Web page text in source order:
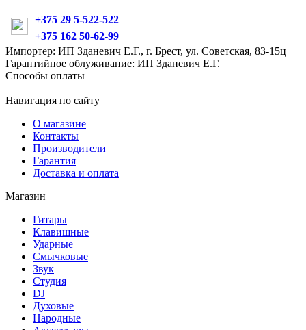
+375 29 5-522-522
+375 162 50-62-99
Импортер: ИП Зданевич Е.Г., г. Брест, ул. Советская, 83-15ц
Гарантийное облуживание: ИП Зданевич Е.Г.
Способы оплаты
Навигация по сайту
О магазине
Контакты
Производители
Гарантия
Доставка и оплата
Магазин
Гитары
Клавишные
Ударные
Смычковые
Звук
Студия
DJ
Духовые
Народные